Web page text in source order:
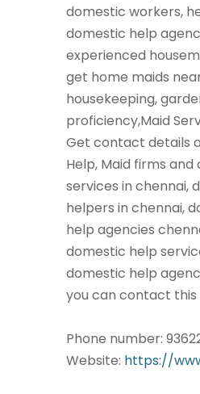
domestic workers,
domestic help
experienced
get home maids
housekeeping,
proficiency,Maid
Get contact details
Help, Maid firms
services in chennai,
helpers in chennai,
help agencies
domestic help
domestic help
you can contact
Phone number:
Website: https://